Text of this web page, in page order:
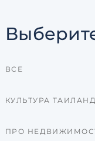
ВСЕ
КУЛЬТУРА
ПРО